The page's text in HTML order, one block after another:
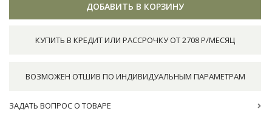
ДОБАВИТЬ В КОРЗИНУ
КУПИТЬ В КРЕДИТ ИЛИ РАССРОЧКУ ОТ 2708 Р/МЕСЯЦ
ВОЗМОЖЕН ОТШИВ ПО ИНДИВИДУАЛЬНЫМ ПАРАМЕТРАМ
ЗАДАТЬ ВОПРОС О ТОВАРЕ